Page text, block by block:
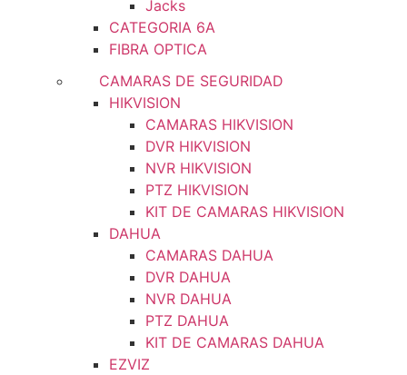
Jacks
CATEGORIA 6A
FIBRA OPTICA
CAMARAS DE SEGURIDAD
HIKVISION
CAMARAS HIKVISION
DVR HIKVISION
NVR HIKVISION
PTZ HIKVISION
KIT DE CAMARAS HIKVISION
DAHUA
CAMARAS DAHUA
DVR DAHUA
NVR DAHUA
PTZ DAHUA
KIT DE CAMARAS DAHUA
EZVIZ